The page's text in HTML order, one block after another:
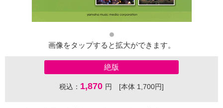
画像をタップすると拡大ができます。
絶版
税込： 1,870 円 [本体 1,700円]